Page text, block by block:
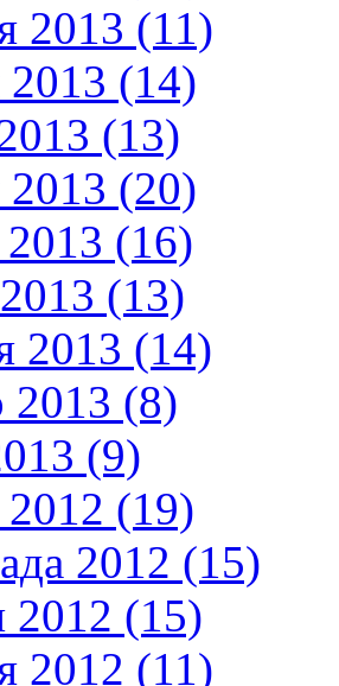
2013 (11)
2013 (14)
(13)
2013 (20)
2013 (16)
(13)
2013 (14)
2013 (8)
(9)
2012 (19)
2012 (15)
2012 (15)
2012 (11)